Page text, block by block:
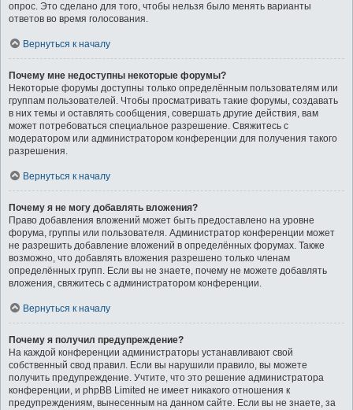
опрос. Это сделано для того, чтобы нельзя было менять варианты
ответов во время голосования.
Вернуться к началу
Почему мне недоступны некоторые форумы?
Некоторые форумы доступны только определённым пользователям или
группам пользователей. Чтобы просматривать такие форумы, создавать
в них темы и оставлять сообщения, совершать другие действия, вам
может потребоваться специальное разрешение. Свяжитесь с
модератором или администратором конференции для получения такого
разрешения.
Вернуться к началу
Почему я не могу добавлять вложения?
Право добавления вложений может быть предоставлено на уровне
форума, группы или пользователя. Администратор конференции может
не разрешить добавление вложений в определённых форумах. Также
возможно, что добавлять вложения разрешено только членам
определённых групп. Если вы не знаете, почему не можете добавлять
вложения, свяжитесь с администратором конференции.
Вернуться к началу
Почему я получил предупреждение?
На каждой конференции администраторы устанавливают свой
собственный свод правил. Если вы нарушили правило, вы можете
получить предупреждение. Учтите, что это решение администратора
конференции, и phpBB Limited не имеет никакого отношения к
предупреждениям, вынесенным на данном сайте. Если вы не знаете, за